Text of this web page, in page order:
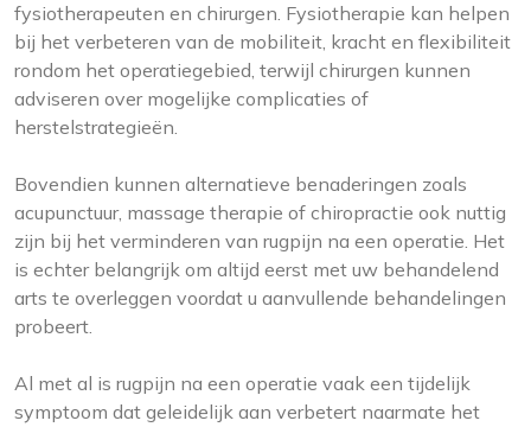
fysiotherapeuten en chirurgen. Fysiotherapie kan helpen
bij het verbeteren van de mobiliteit, kracht en flexibiliteit
rondom het operatiegebied, terwijl chirurgen kunnen
adviseren over mogelijke complicaties of
herstelstrategieën.
Bovendien kunnen alternatieve benaderingen zoals
acupunctuur, massage therapie of chiropractie ook nuttig
zijn bij het verminderen van rugpijn na een operatie. Het
is echter belangrijk om altijd eerst met uw behandelend
arts te overleggen voordat u aanvullende behandelingen
probeert.
Al met al is rugpijn na een operatie vaak een tijdelijk
symptoom dat geleidelijk aan verbetert naarmate het